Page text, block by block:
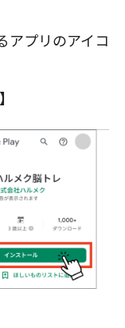
アプリのアイコ